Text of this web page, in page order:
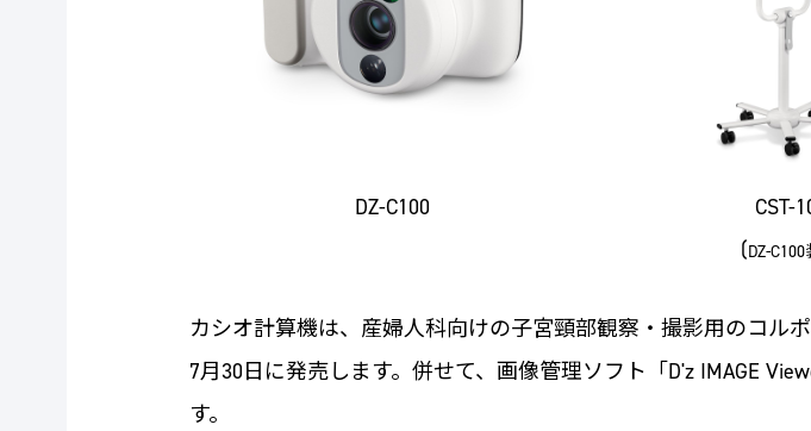
DZ-C100
CST-
(DZ-
カシオ計算機は、産婦人科向けの子宮頸部観察・撮影用のコル
7月30日に発売します。併せて、画像管理ソフト「D'z IMAGE
す。